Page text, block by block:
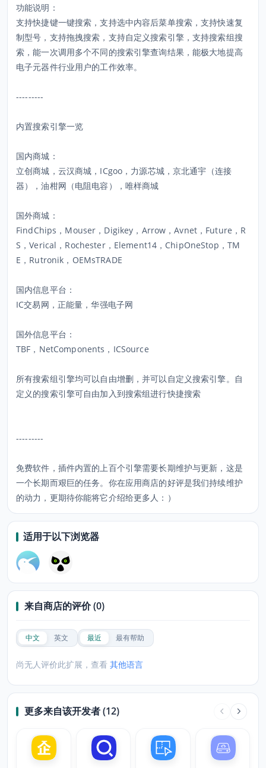
功能说明：
支持快捷键一键搜索，支持选中内容后菜单搜索，支持快速复
制型号，支持拖拽搜索，支持自定义搜索引擎，支持搜索组搜
索，能一次调用多个不同的搜索引擎查询结果，能极大地提高
电子元器件行业用户的工作效率。
---------
内置搜索引擎一览
国内商城：
立创商城，云汉商城，ICgoo，力源芯城，京北通宇（连接
器），油柑网（电阻电容），唯样商城
国外商城：
FindChips，Mouser，Digikey，Arrow，Avnet，Future，R
S，Verical，Rochester，Element14，ChipOneStop，TM
E，Rutronik，OEMsTRADE
国内信息平台：
IC交易网，正能量，华强电子网
国外信息平台：
TBF，NetComponents，ICSource
所有搜索组引擎均可以自由增删，并可以自定义搜索引擎。自
定义的搜索引擎可自由加入到搜索组进行快捷搜索
---------
免费软件，插件内置的上百个引擎需要长期维护与更新，这是
一个长期而艰巨的任务。你在应用商店的好评是我们持续维护
的动力，更期待你能将它介绍给更多人：）
适用于以下浏览器
来自商店的评价 (0)
中文 英文 最近 最有帮助
尚无人评价此扩展，查看 其他语言
更多来自该开发者 (12)